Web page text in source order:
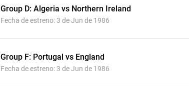
Group D: Algeria vs Northern Ireland
Fecha de estreno: 3 de Jun de 1986
Group F: Portugal vs England
Fecha de estreno: 3 de Jun de 1986